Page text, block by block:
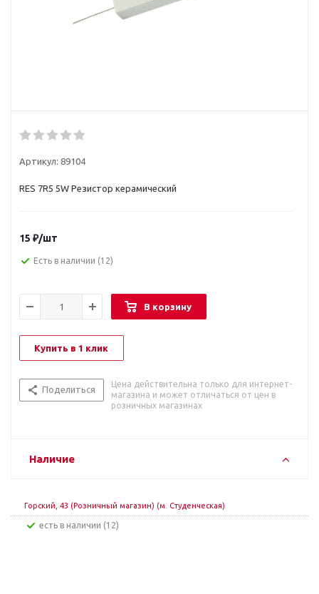
Артикул: 89104
RES 7R5 5W Резистор керамический
15 ₽/шт
Есть в наличии (12)
В корзину
Купить в 1 клик
Поделиться
Цена действительна только для интернет-
магазина и может отличаться от цен в
розничных магазинах
Наличие
Горский, 43 (Розничный магазин) (м. Студенческая)
Есть в наличии (12)